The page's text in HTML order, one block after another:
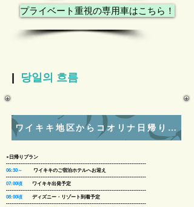
プライベート重視の専用車はこちら！
당일의 흐름
ワイキキ地区からコオリナ日帰り観光
​● 日帰りプラン
-----------------------------------------------------------------------------
06:30～
ワイキキのご宿泊ホテルへお迎え
​-----------------------------------------------------------------------------
07:00頃
ワイキキ出発予定
​-----------------------------------------------------------------------------
08:00頃
ディズニー・リゾート到着予定
-----------------------------------------------------------------------------